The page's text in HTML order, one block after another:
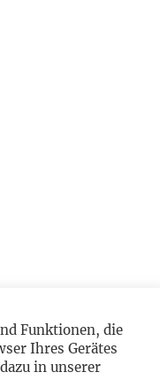
Funktionen, die
Ihres Gerätes
in unserer